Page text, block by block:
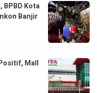
BPBD Kota
Banjir
Mall